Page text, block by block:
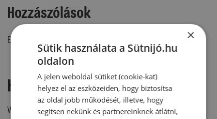
Hozzászólások
Ehhez a recepthez még nem érkezett hozzászólás.
Hozzászólás írása
Vélemény írásához, kérjük,jelentkezz be!
×
Sütik használata a Sütnijó.hu
oldalon
A jelen weboldal sütiket (cookie-kat)
helyez el az eszközeiden, hogy biztosítsa
az oldal jobb működését, illetve, hogy
segítsen nekünk és partnereinknek átlátni,